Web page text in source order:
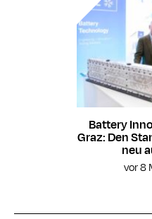
Battery
Graz: Den
neu
vor 8